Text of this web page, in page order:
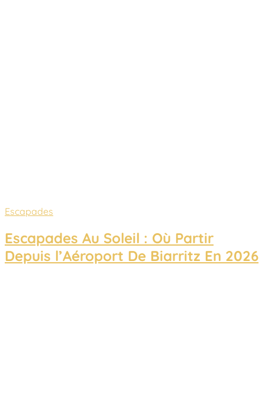
Escapades
Escapades Au Soleil : Où Partir
Depuis l’Aéroport De Biarritz En 2026